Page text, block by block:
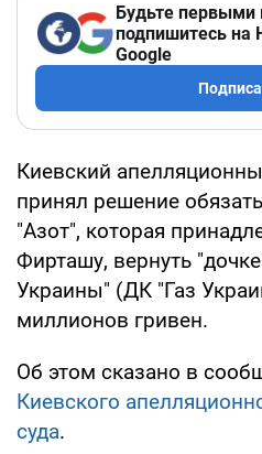
Будьте первыми
подпишитесь на
Google
Киевский
принял решение
"Азот", которая
Фирташу, вернуть
Украины" (ДК "Газ
миллионов гривен.
Об этом сказано в
Киевского
суда.